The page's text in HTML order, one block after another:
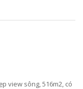
view sông, 516m2, có